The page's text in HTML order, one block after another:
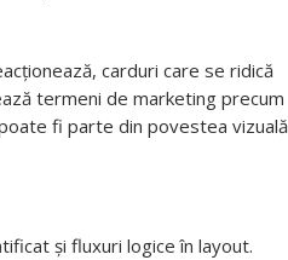
carduri care se ridică
termeni de marketing precum
fi parte din povestea vizuală
și fluxuri logice în layout.